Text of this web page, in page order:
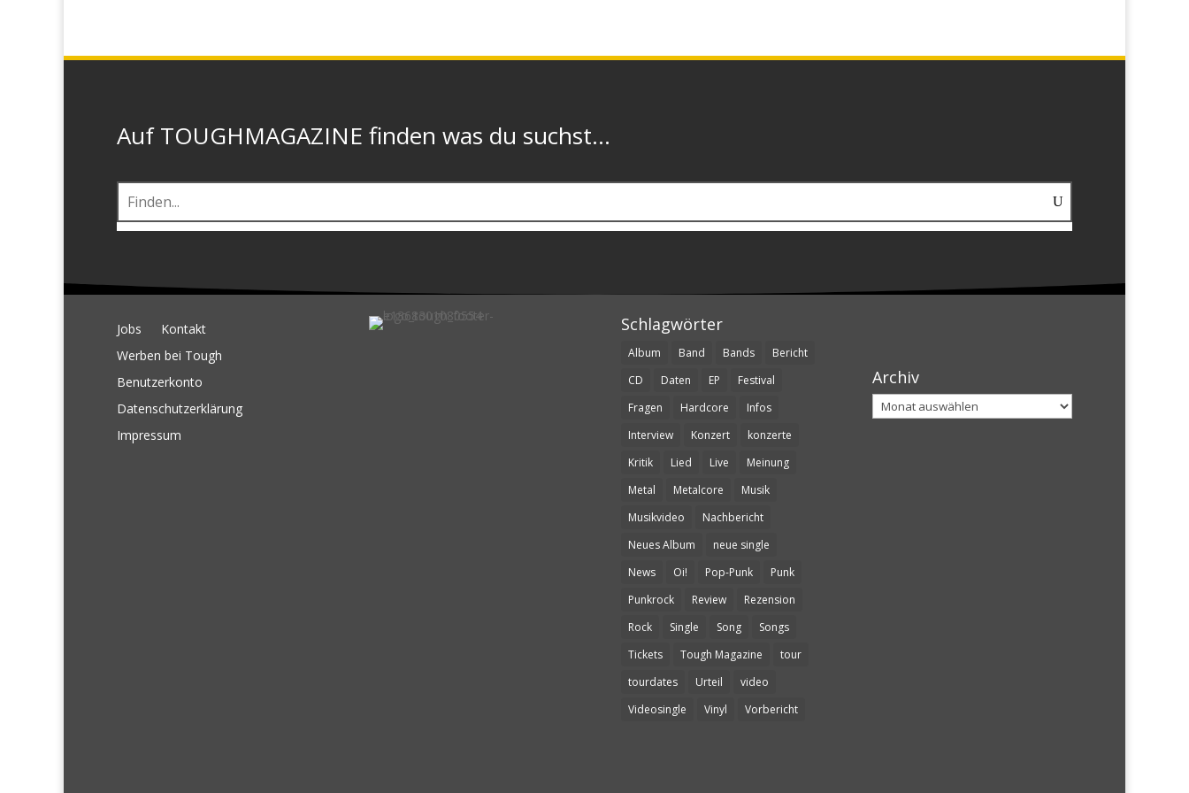
Auf TOUGHMAGAZINE finden was du suchst...
Jobs
Kontakt
Werben bei Tough
Benutzerkonto
Datenschutzerklärung
Impressum
Schlagwörter
Album Band Bands
Bericht
CD
Daten EP
Festival
Fragen
Hardcore
Infos
Interview
Konzert
konzerte
Kritik
Lied Live
Meinung
Metal
Metalcore
Musik
Musikvideo
Nachbericht
Neues Album
neue single
News
Oi! Pop-Punk
Punk
Punkrock
Review
Rezension
Rock
Single Song
Songs
Tickets
Tough Magazine
tour
tourdates
Urteil
video
Videosingle
Vinyl Vorbericht
Archiv
Archiv